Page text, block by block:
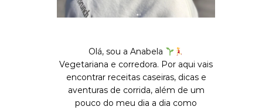
Olá, sou a Anabela
Vegetariana e corredora. Por aqui vais
encontrar receitas caseiras, dicas e
aventuras de corrida, além de um
pouco do meu dia a dia como